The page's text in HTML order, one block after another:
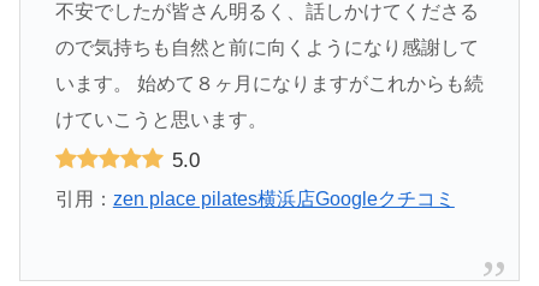
不安でしたが皆さん明るく、話しかけてくださる
ので気持ちも自然と前に向くようになり感謝して
います。 始めて８ヶ月になりますがこれからも続
けていこうと思います。
5.0
引用： zen place pilates横浜店Googleクチコミ